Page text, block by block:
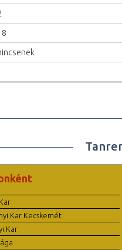
Kar Kecskemét
Kar